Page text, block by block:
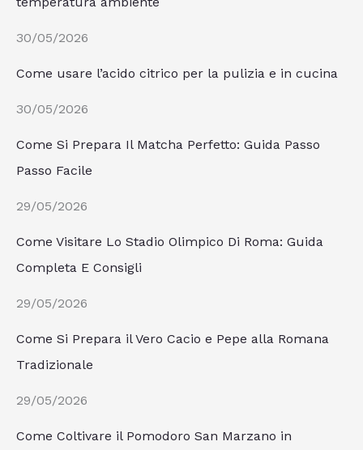
30/05/2026
Come usare l’acido citrico per la pulizia e in cucina
30/05/2026
Come Si Prepara Il Matcha Perfetto: Guida Passo
Passo Facile
29/05/2026
Come Visitare Lo Stadio Olimpico Di Roma: Guida
Completa E Consigli
29/05/2026
Come Si Prepara il Vero Cacio e Pepe alla Romana
Tradizionale
29/05/2026
Come Coltivare il Pomodoro San Marzano in